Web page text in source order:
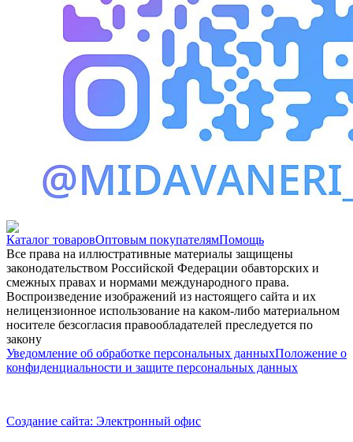
Каталог товаровОптовым покупателямПомощь
Все права на иллюстративные материалы защищены
законодательством Российской Федерации обавторских и
смежных правах и нормами международного права.
Воспроизведение изображений из настоящего сайта и их
нелицензионное использование на каком-либо материальном
носителе безсогласия правообладателей преследуется по
закону
Уведомление об обработке персональных данныхПоложение о
конфиденциальности и защите персональных данных
Создание сайта: Электронный офис